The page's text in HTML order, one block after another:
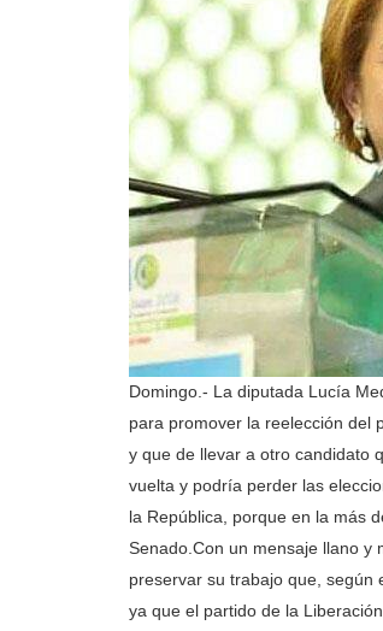
Domingo.- La diputada Lucía
para promover la reelección del
y que de llevar a otro candidato
vuelta y podría perder las
la República, porque en la más
Senado. Con un mensaje llano y
preservar su trabajo que, según
ya que el partido de la